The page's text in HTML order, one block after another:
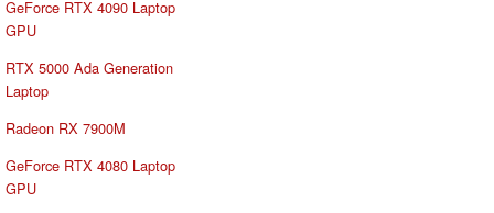
GeForce RTX 4090 Laptop
GPU
RTX 5000 Ada Generation
Laptop
Radeon RX 7900M
GeForce RTX 4080 Laptop
GPU